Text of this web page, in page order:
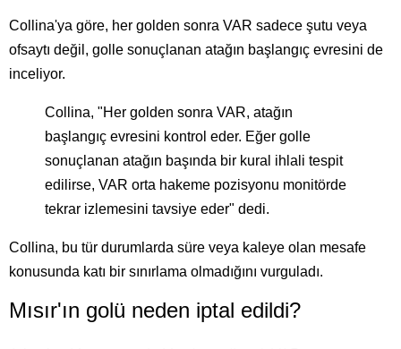
Collina'ya göre, her golden sonra VAR sadece şutu veya
ofsaytı değil, golle sonuçlanan atağın başlangıç evresini de
inceliyor.
Collina, "Her golden sonra VAR, atağın
başlangıç evresini kontrol eder. Eğer golle
sonuçlanan atağın başında bir kural ihlali tespit
edilirse, VAR orta hakeme pozisyonu monitörde
tekrar izlemesini tavsiye eder" dedi.
Collina, bu tür durumlarda süre veya kaleye olan mesafe
konusunda katı bir sınırlama olmadığını vurguladı.
Mısır'ın golü neden iptal edildi?